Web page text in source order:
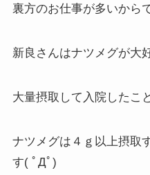
裏方のお仕事が多いから
新良さんはナツメグが大
大量摂取して入院したこ
ナツメグは４ｇ以上摂取
す( ﾟДﾟ)